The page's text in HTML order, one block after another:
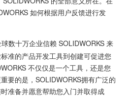
如何根据用户反馈进行发
数十万企业信赖 SOLIDWORKS 来
准的产品开发工具到创建可促进您
不仅仅是一个工具，还是您
要的是，SOLIDWORKS拥有广泛的
准备并愿意帮助您入门并取得成